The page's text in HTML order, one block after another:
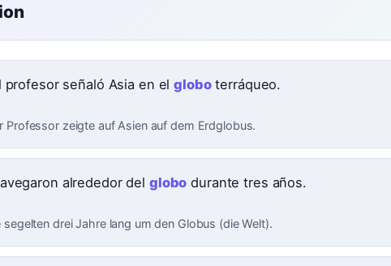
profesor señaló Asia en elgloboterráqueo.
Professor zeigte auf Asien auf dem Erdglobus.
alrededor del globo durante tres años.
segelten drei Jahre lang um den Globus (die Welt).